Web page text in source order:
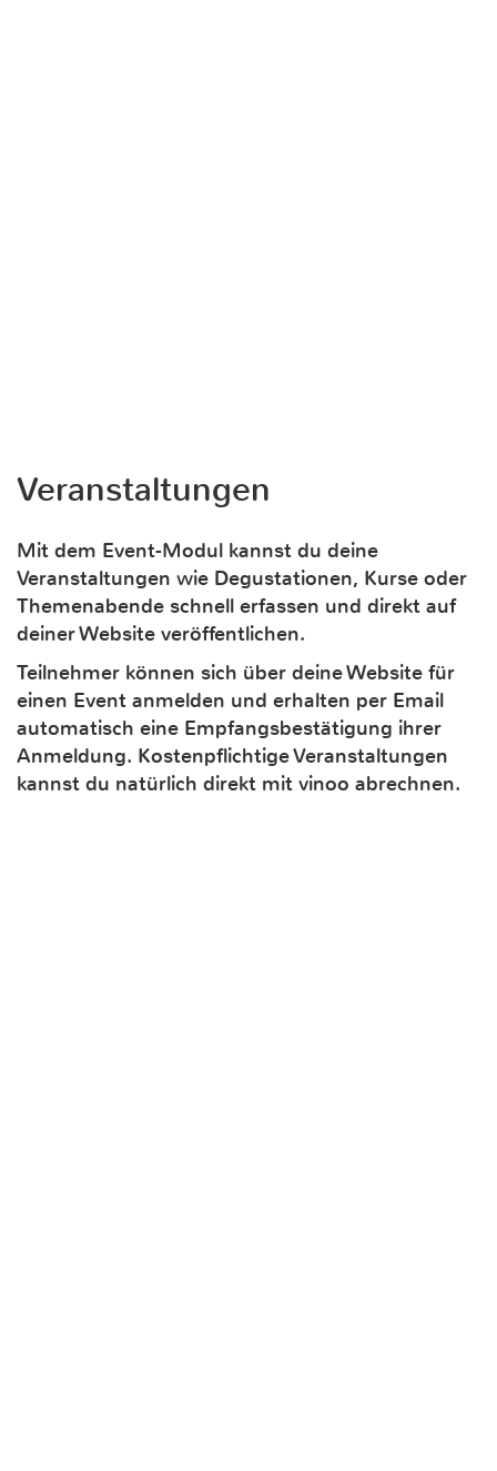
Veranstaltungen
Mit dem Event-Modul kannst du deine
Veranstaltungen wie Degustationen, Kurse oder
Themenabende schnell erfassen und direkt auf
deiner Website veröffentlichen.
Teilnehmer können sich über deine Website für
einen Event anmelden und erhalten per Email
automatisch eine Empfangsbestätigung ihrer
Anmeldung. Kostenpflichtige Veranstaltungen
kannst du natürlich direkt mit vinoo abrechnen.